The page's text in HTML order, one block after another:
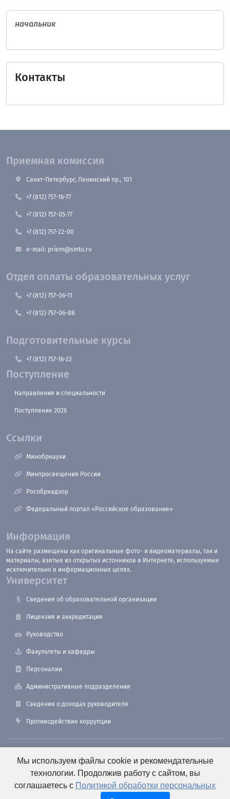
начальник
Контакты
Приемная комиссия
Санкт-Петербург, Ленинский пр., 101
+7 (812) 757-16-77
+7 (812) 757-05-77
+7 (812) 757-22-00
e-mail: priem@smtu.ru
Отдел оплаты образовательных услуг
+7 (812) 757-06-11
+7 (812) 757-06-88
Подготовительные курсы
+7 (812) 757-16-22
Поступление
Направления и специальности
Поступление 2026
Ссылки
Минобрнауки
Минпросвещения России
Рособрнадзор
Федеральный портал «Российское образование»
Информация
На сайте размещены как оригинальные фото- и видеоматериалы, так и
материалы, взятые из открытых источников в Интернете, используемые
исключительно в информационных целях.
Университет
Сведения об образовательной организации
Лицензия и аккредитация
Руководство
Факультеты и кафедры
Персоналии
Административные подразделения
Сведения о доходах руководителя
Противодействие коррупции
190121, Санкт-Петербург, ул. Лоцманская, 3
+7 (812) 495-26-48 Оперативный дежурный
Мы используем файлы cookie и рекомендательные
технологии. Продолжив работу с сайтом, вы
соглашаетесь с Политикой обработки персональных